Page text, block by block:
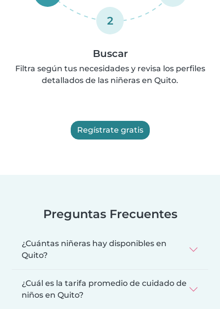
2
Buscar
Filtra según tus necesidades y revisa los perfiles
detallados de las niñeras en Quito.
Regístrate gratis
Preguntas Frecuentes
¿Cuántas niñeras hay disponibles en
Quito?
¿Cuál es la tarifa promedio de cuidado de
niños en Quito?